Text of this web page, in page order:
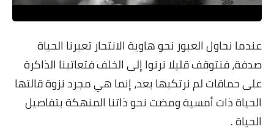
منوعات
على مقام سبا
فيديوهات
عندما نحاول العبور نحو هاوية الانتحار تعبرنا الحياة
صدفة، فنتوقف قليلا نرنوا إلى الخلف فتعاتبنا الذاكرة
على حماقات لم نرتكبها بعد، إنما هي مجرد نزوة قالتها
الحياة ذات أمسية ومضت نحو ذاتنا المنهكة بتفاصيل
الحياة .